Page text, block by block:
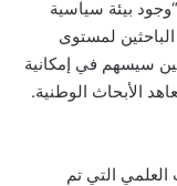
بيئة سياسية
لمستوى
سيسهم في إمكانية
الأبحاث الوطنية.
العلمي التي تم